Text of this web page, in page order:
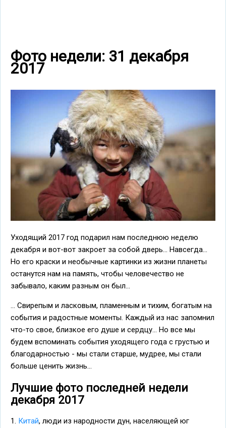
Фото недели: 31 декабря
2017
Уходящий 2017 год подарил нам последнюю неделю
декабря и вот-вот закроет за собой дверь... Навсегда...
Но его краски и необычные картинки из жизни планеты
останутся нам на память, чтобы человечество не
забывало, каким разным он был...
... Свирепым и ласковым, пламенным и тихим, богатым на
события и радостные моменты. Каждый из нас запомнил
что-то свое, близкое его душе и сердцу... Но все мы
будем вспоминать события уходящего года с грустью и
благодарностью - мы стали старше, мудрее, мы стали
больше ценить жизнь...
Лучшие фото последней недели
декабря 2017
1. Китай, люди из народности дун, населяющей юг